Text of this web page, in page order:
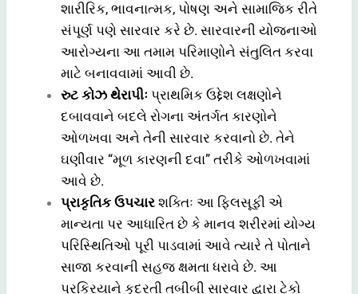
શારીરિક, ભાવનાત્મક, પોષણ અને સામાજિક રીતે
સંપૂર્ણ પણે સારવાર કરે છે. સારવારની યોજનાઓ
આરોગ્યના આ તમામ પરિમાણોને સંતુલિત કરવા
માટે બનાવવામાં આવી છે.
રુટ કોઝ થેરાપીઃ પ્રાથમિક ઉદ્દેશ લક્ષણોને
દબાવવાને બદલે રોગના અંતર્ગત કારણોને
ઓળખવા અને તેની સારવાર કરવાનો છે. તેને
ઘણીવાર “મૂળ કારણની દવા” તરીકે ઓળખવામાં
આવે છે.
પ્રાકૃતિક ઉપચાર શક્તિઃ આ ફિલસૂફી એ
માન્યતા પર આધારિત છે કે માનવ શરીરમાં યોગ્ય
પરિસ્થિતિઓ પૂરી પાડવામાં આવે ત્યારે તે પોતાને
સાજા કરવાની સહજ ક્ષમતા ધરાવે છે. આ
પ્રક્રિયાને કુદરતી તબીબી સારવાર દ્વારા ટેકો